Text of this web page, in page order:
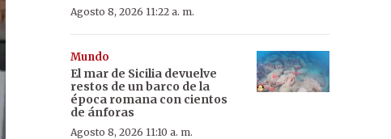
Agosto 8, 2026 11:22 a. m.
Mundo
El mar de Sicilia devuelve
restos de un barco de la
época romana con cientos
de ánforas
Agosto 8, 2026 11:10 a. m.